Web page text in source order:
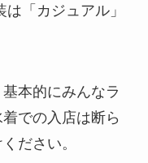
「カジュアル」
本的にみんなラ
での入店は断ら
ださい。